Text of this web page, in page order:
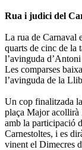
Rua i judici del
La rua de Carnaval
quarts de cinc de la
l’avinguda
Les comparses
l’avinguda de la
Un cop finalitzada
plaça Major acollirà
amb la participació
Carnestoltes, i es
vinent el Dimecres